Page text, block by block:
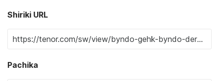
Shiriki URL
Pachika